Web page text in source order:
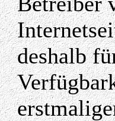
deshalb